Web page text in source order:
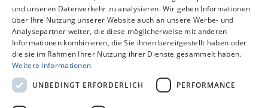
und unseren Datenverkehr zu analysieren. Wir geben Informationen
über Ihre Nutzung unserer Website auch an unsere Werbe- und
Analysepartner weiter, die diese möglicherweise mit anderen
Informationen kombinieren, die Sie ihnen bereitgestellt haben oder
die sie im Rahmen Ihrer Nutzung ihrer Dienste gesammelt haben.
Weitere Informationen
UNBEDINGT ERFORDERLICH
PERFORMANCE